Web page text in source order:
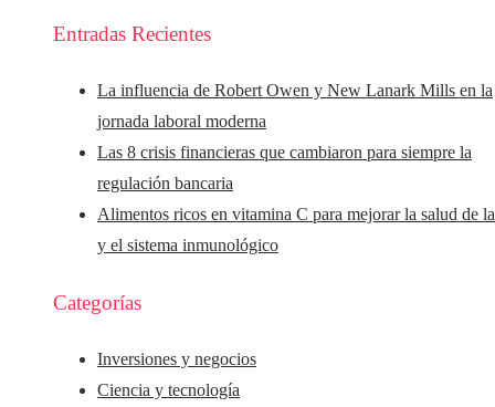
Entradas Recientes
La influencia de Robert Owen y New Lanark Mills en la
jornada laboral moderna
Las 8 crisis financieras que cambiaron para siempre la
regulación bancaria
Alimentos ricos en vitamina C para mejorar la salud de
y el sistema inmunológico
Categorías
Inversiones y negocios
Ciencia y tecnología